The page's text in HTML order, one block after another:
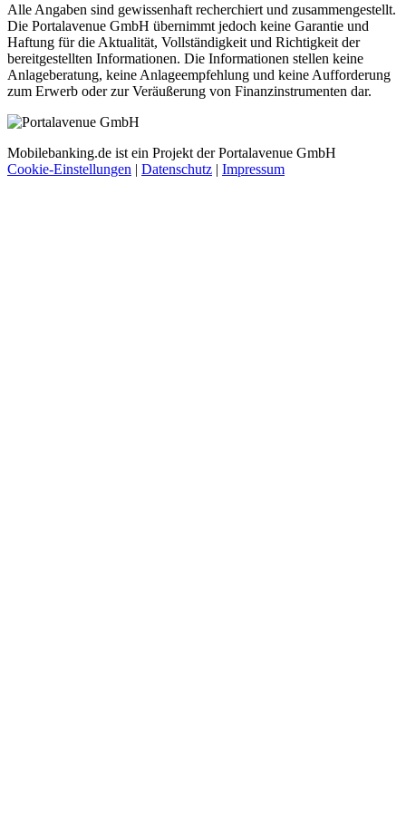
Alle Angaben sind gewissenhaft recherchiert und zusammengestellt.
Die Portalavenue GmbH übernimmt jedoch keine Garantie und
Haftung für die Aktualität, Vollständigkeit und Richtigkeit der
bereitgestellten Informationen. Die Informationen stellen keine
Anlageberatung, keine Anlageempfehlung und keine Aufforderung
zum Erwerb oder zur Veräußerung von Finanzinstrumenten dar.
Mobilebanking.de ist ein Projekt der Portalavenue GmbH
Cookie-Einstellungen | Datenschutz | Impressum